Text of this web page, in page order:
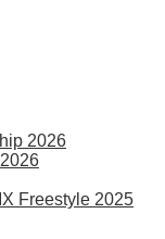
2026
Freestyle 2025